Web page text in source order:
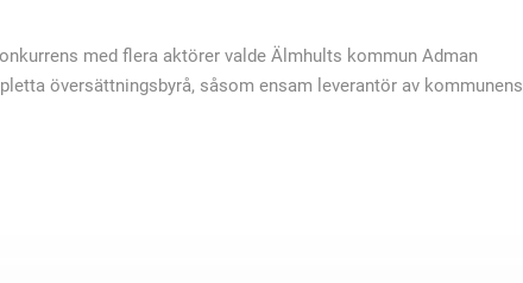
med flera aktörer valde Älmhults kommun Adman
översättningsbyrå, såsom ensam leverantör av kommunens